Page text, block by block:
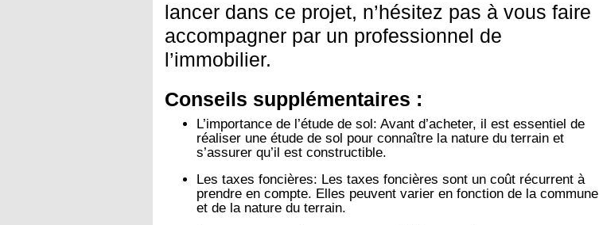
lancer dans ce projet, n’hésitez pas à vous faire
accompagner par un professionnel de
l’immobilier.
Conseils supplémentaires :
L’importance de l’étude de sol: Avant d’acheter, il est essentiel de
réaliser une étude de sol pour connaître la nature du terrain et
s’assurer qu’il est constructible.
Les taxes foncières: Les taxes foncières sont un coût récurrent à
prendre en compte. Elles peuvent varier en fonction de la commune
et de la nature du terrain.